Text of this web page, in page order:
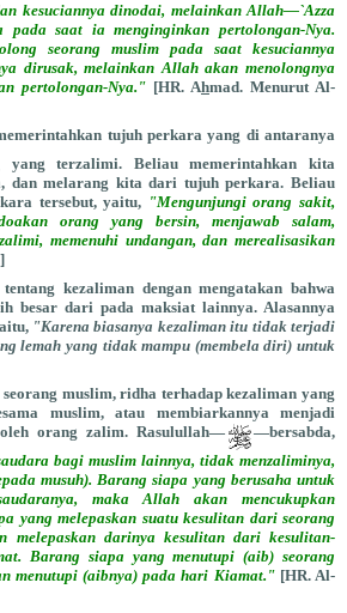
kesuciannya dinodai, melainkan Allah—`Azza
pada saat ia menginginkan pertolongan-Nya.
seorang muslim pada saat kesuciannya
dirusak, melainkan Allah akan menolongnya
pertolongan-Nya." [HR. Ahmad. Menurut Al-
tujuh perkara yang di antaranya
yang terzalimi. Beliau memerintahkan kita
dan melarang kita dari tujuh perkara. Beliau
tersebut, yaitu, "Mengunjungi orang sakit,
orang yang bersin, menjawab salam,
memenuhi undangan, dan merealisasikan
kezaliman dengan mengatakan bahwa
besar dari pada maksiat lainnya. Alasannya
"Karena biasanya kezaliman itu tidak terjadi
lemah yang tidak mampu (membela diri) untuk
muslim, ridha terhadap kezaliman yang
muslim, atau membiarkannya menjadi
orang zalim. Rasulullah—
—bersabda,
bagi muslim lainnya, tidak menzaliminya,
musuh). Barang siapa yang berusaha untuk
maka Allah akan mencukupkan
yang melepaskan suatu kesulitan dari seorang
melepaskan darinya kesulitan dari kesulitan-
Barang siapa yang menutupi (aib) seorang
menutupi (aibnya) pada hari Kiamat." [HR. Al-